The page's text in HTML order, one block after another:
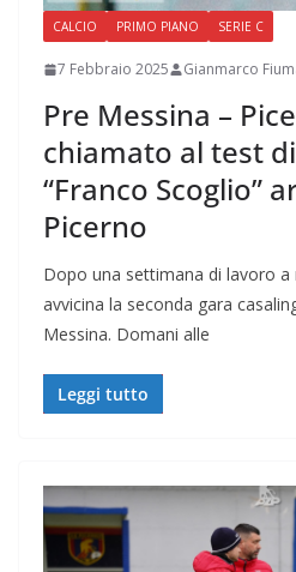
CALCIO PRIMO PIANO SERIE C
7 Febbraio 2025 Gianmarco
Pre Messina –
chiamato al test
“Franco Scoglio”
Picerno
Dopo una settimana di lavoro a
avvicina la seconda gara
Messina. Domani alle
Leggi tutto